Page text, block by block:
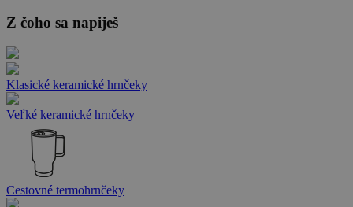
Z čoho sa napiješ
Klasické keramické hrnčeky
Veľké keramické hrnčeky
Cestovné termohrnčeky